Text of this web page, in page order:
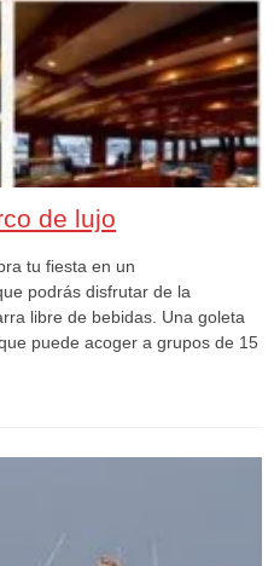
de lujo
tu fiesta en un
podrás disfrutar de la
libre de bebidas. Una goleta
puede acoger a grupos de 15